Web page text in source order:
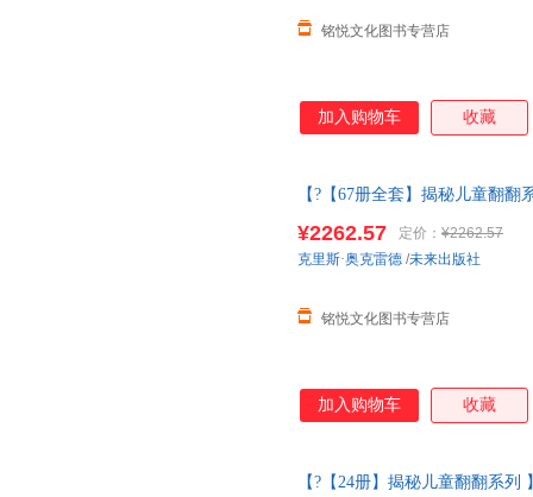
铭悦文化图书专营店
加入购物车 收藏
【?【67册全套】揭秘儿童翻
¥2262.57 定价： ¥2262.57
铭悦文化图书专营店
克里斯·奥克雷德 /未来出版社
加入购物车 收藏
【?【24册】揭秘儿童翻翻系